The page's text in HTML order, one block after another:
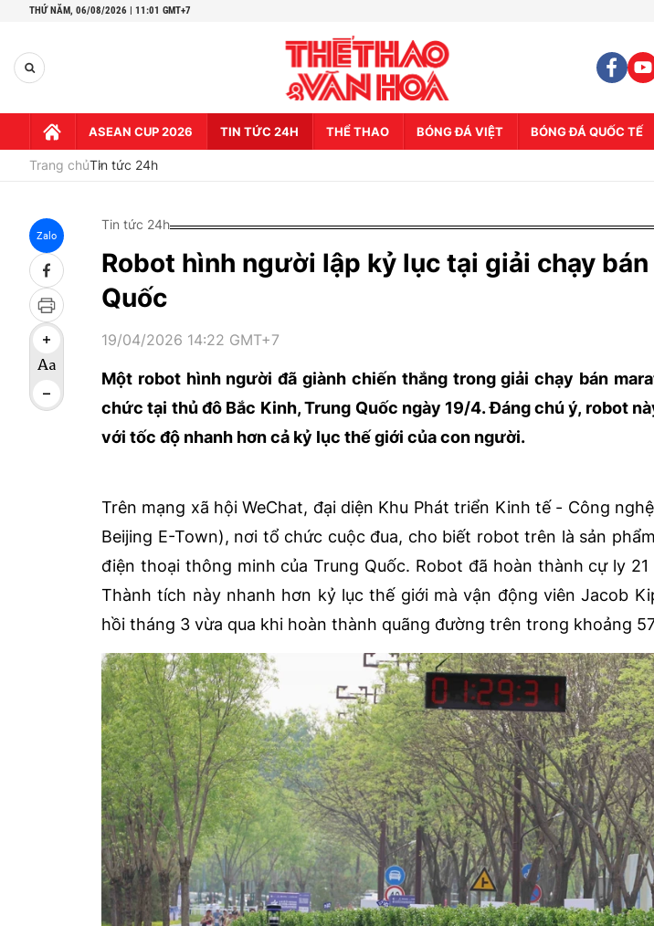
THỨ NĂM, 06/08/2026 | 11:01 GMT+7
ASEAN CUP 2026 TIN TỨC 24H THỂ THAO BÓNG ĐÁ VIỆT BÓNG ĐÁ QUỐC TẾ
Trang chủTin tức 24h
Zalo
Tin tức 24h
Robot hình người lập kỷ lục tại giải chạy
Quốc
19/04/2026 14:22 GMT+7
Một robot hình người đã giành chiến thắng trong giải chạy bán
chức tại thủ đô Bắc Kinh, Trung Quốc ngày 19/4. Đáng chú ý, robot
với tốc độ nhanh hơn cả kỷ lục thế giới của con người.
Trên mạng xã hội WeChat, đại diện Khu Phát triển Kinh tế - Công
Beijing E-Town), nơi tổ chức cuộc đua, cho biết robot trên là sản
điện thoại thông minh của Trung Quốc. Robot đã hoàn thành cự ly
Thành tích này nhanh hơn kỷ lục thế giới mà vận động viên Jacob
hồi tháng 3 vừa qua khi hoàn thành quãng đường trên trong khoảng